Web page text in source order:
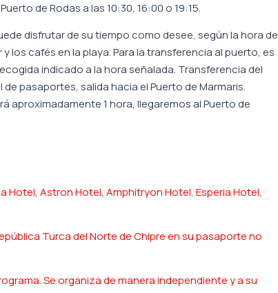
de Rodas a las 10:30, 16:00 o 19:15.
disfrutar de su tiempo como desee, según la hora de
los cafés en la playa. Para la transferencia al puerto, es
indicado a la hora señalada. Transferencia del
pasaportes, salida hacia el Puerto de Marmaris.
aproximadamente 1 hora, llegaremos al Puerto de
Astron Hotel, Amphitryon Hotel, Esperia Hotel,
Turca del Norte de Chipre en su pasaporte no
Se organiza de manera independiente y a su